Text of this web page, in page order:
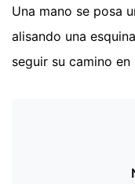
Una mano se posa
alisando una
seguir su camino